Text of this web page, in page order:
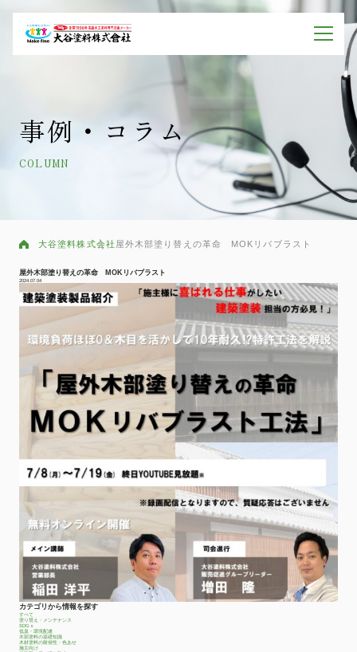
事例・コラム
COLUMN
大谷塗料株式会社 屋外木部塗り替えの革命 MOKリバブラスト
屋外木部塗り替えの革命 MOKリバブラスト
2024.07.04
カテゴリから情報を探す
すべて
塗り替え・メンテナンス
SDGｓ
低臭・環境配慮
木部塗料の基礎知識
木材塗料の耐候性・色あせ
施主向け